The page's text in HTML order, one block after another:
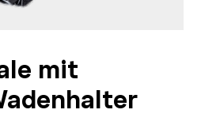
mit